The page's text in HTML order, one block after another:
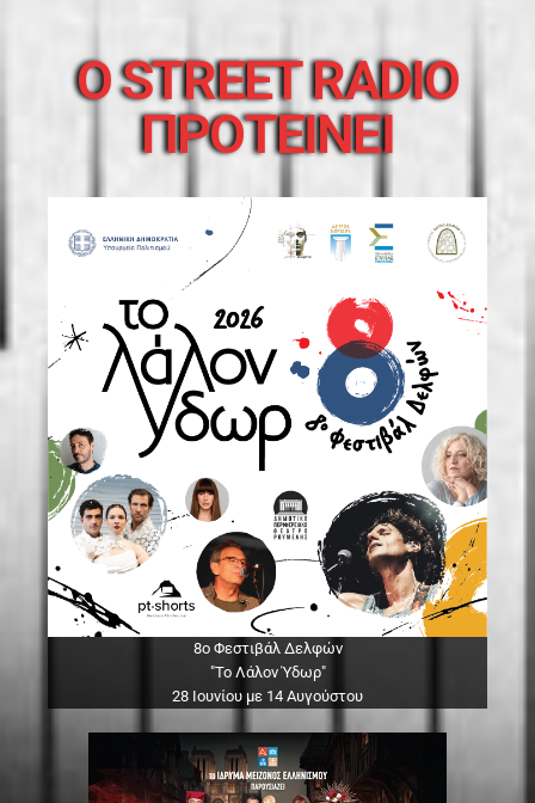
O STREET RADIO
ΠΡΟΤΕΙΝΕΙ
8ο Φεστιβάλ Δελφών
"Το Λάλον Ύδωρ"
28 Ιουνίου με 14 Αυγούστου